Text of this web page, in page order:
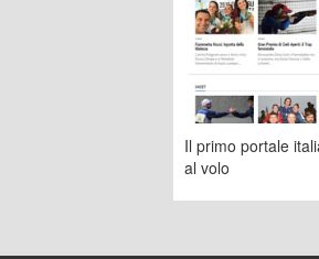
Il primo portale
al volo